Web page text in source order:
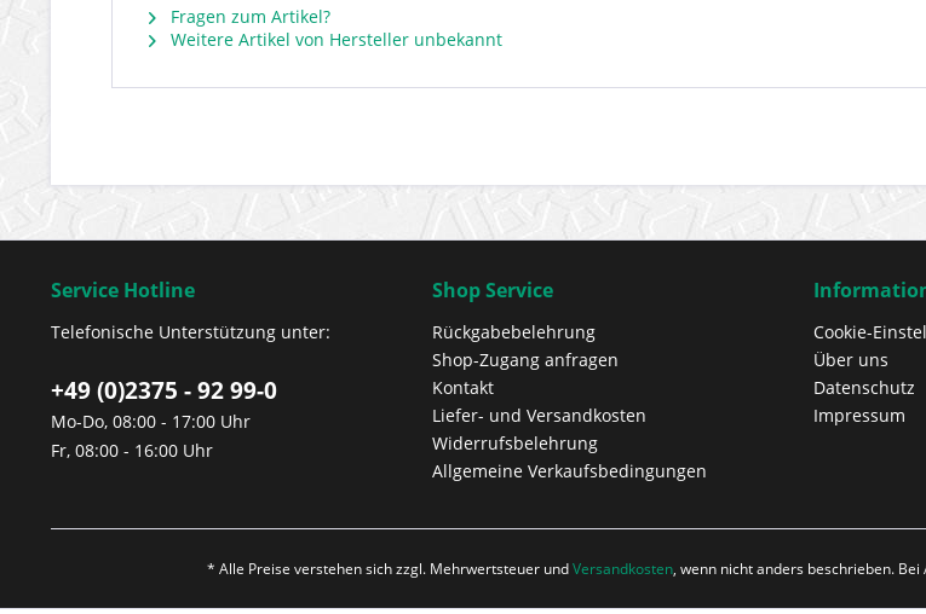
Fragen zum Artikel?
Weitere Artikel von Hersteller unbekannt
Service Hotline
Telefonische Unterstützung unter:
+49 (0)2375 - 92 99-0
Mo-Do, 08:00 - 17:00 Uhr
Fr, 08:00 - 16:00 Uhr
Shop Service
Rückgabebelehrung
Shop-Zugang anfragen
Kontakt
Liefer- und Versandkosten
Widerrufsbelehrung
Allgemeine Verkaufsbedingungen
Cookie-
Über uns
Datenschutz
Impressum
* Alle Preise verstehen sich zzgl. Mehrwertsteuer undVersandkosten, wenn nicht anders beschrieben.